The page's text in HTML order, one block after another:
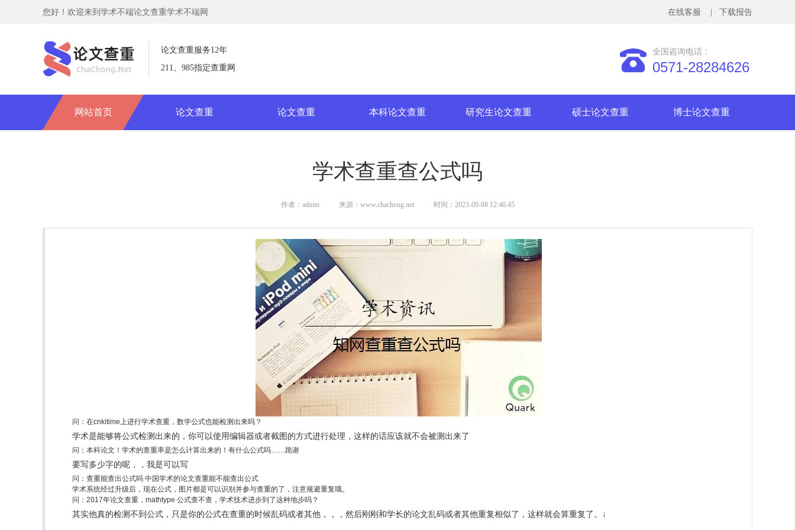
您好！欢迎来到学术不端论文查重学术不端网
网站首页 论文查重 论文查重 本科论文查重 研究生论文查重 硕士论文查重 博士论文查重
论文查重服务12年
211、985指定查重网
全国咨询电话：
0571-28284626
| 下载报告
在线客服
学术查重查公式吗
作者：admin 来源：www.chachong.net 时间：2023-09-08 12:46:45
问：在cnkitime上进行学术查重，数学公式也能检测出来吗？
学术是能够将公式检测出来的，你可以使用编辑器或者截图的方式进行处理，这样的话应该就不会被测出来了
问：本科论文！学术的查重率是怎么计算出来的！有什么公式吗……跪谢
要写多少字的呢，，我是可以写
问：查重能查出公式吗 中国学术的论文查重能不能查出公式
学术系统经过升级后，现在公式，图片都是可以识别并参与查重的了，注意规避重复哦。
问：2017年论文查重，mathtype 公式查不查，学术技术进步到了这种地步吗？
其实他真的检测不到公式，只是你的公式在查重的时候乱码或者其他，，，然后刚刚和学长的论文乱码或者其他重复相似了，这样就会算重复了。↓